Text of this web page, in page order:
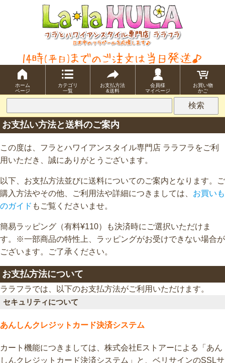
ホーム
ページ
カテゴリ
一覧
お支払方法
&送料
会員様
マイページ
お買い物
かご
お支払い方法と送料のご案内
この度は、フラとハワイアンスタイル専門店 ララフラをご利
用いただき、誠にありがとうございます。
以下、お支払方法並びに送料についてのご案内となります。ご
購入方法やその他、ご利用法や詳細につきましては、 お買いも
のガイド もご覧くださいませ。
簡易ラッピング（有料¥110）も決済時にご選択いただけま
す。※一部商品の特性上、ラッピングがお受けできない場合が
ございます。ご了承ください。
お支払方法について
ララフラでは、以下のお支払方法がご利用いただけます。
セキュリティについて
あんしんクレジットカード決済システム
カート機能につきましては、株式会社Eストアーによる「あん
しんクレジットカード決済システム」と、ベリサインのSSLサ